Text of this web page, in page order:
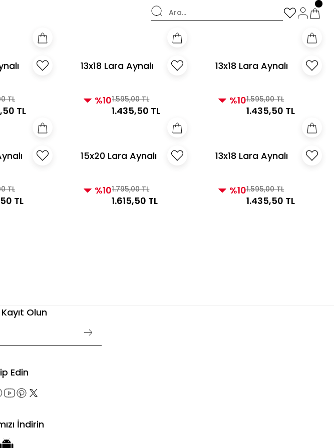
3000 TL ve Üzeri Alışverişlerde Kargo Bedava!
TL
TL
13x18 Lara Aynalı
%101.595,00 TL
1.435,50 TL
13x18 Lara Aynalı
%101.595,00 TL
1.435,50 TL
TL
TL
15x20 Lara Aynalı
%101.795,00 TL
1.615,50 TL
13x18 Lara Aynalı
%101.595,00 TL
1.435,50 TL
Olun
Edin
İndirin